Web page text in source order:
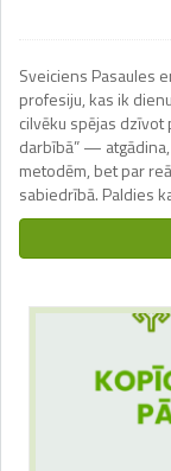
Sveiciens Pasaules
profesiju, kas ik
cilvēku spējas
darbībā” —
metodēm, bet par
sabiedrībā. Paldies